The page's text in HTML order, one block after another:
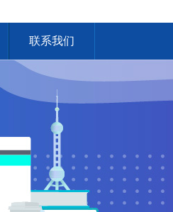
联系我们